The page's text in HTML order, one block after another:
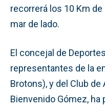
recorrerá los 10 Km
mar de lado.
El concejal de
representantes de la
Brotons), y del Club
Bienvenido Gómez,